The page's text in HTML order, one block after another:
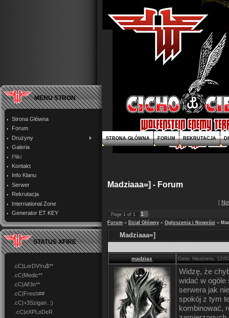
MENU STRON
Strona Główna
Forum
Drużyny
Galeria
Pliki
Kontakt
Info Klanu
Serwer
Rekrutacja
International Zone
Generator ET KEY
STATUS XFIRE
.cC|LorDV!ru$**
.cC|Medic**
.cC|Al!3n**
.cC|Fresh##
.cC|+3Szigan..:)
.cC|eXPLoDeR
STRONA GŁÓWNA FORUM REKRUTACJA
Madziaaa=] - Forum
[
Page 1 of 1 1
Forum » Dział Główny » Ogłoszenia i Nowości »
Madziaaa=]
madziax Data: Niedziela, 12/
Widzę, że
widać w ogóle
serwera jak
spokój z tym
kombinować,